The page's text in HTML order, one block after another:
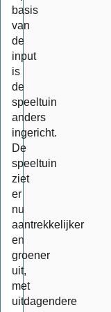
basis
van
de
input
is
de
speeltuin
anders
ingericht.
De
speeltuin
ziet
er
nu
aantrekkelijker
en
groener
uit,
met
uitdagendere